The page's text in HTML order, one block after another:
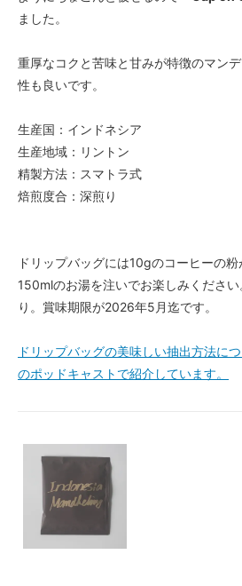
ました。
重厚なコクと苦味と甘みが特徴のマン
性も良いです。
生産国：インドネシア
生産地域：リントン
精製方法：スマトラ式
焙煎度合：深煎り
ドリップバッグには10gのコーヒーの
150mlのお湯を注いでお楽しみくださ
り。賞味期限が2026年5月迄です。
ドリップバッグの美味しい抽出方法に
のポッドキャストで紹介しています。